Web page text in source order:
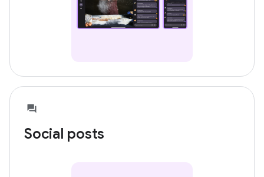
Social posts